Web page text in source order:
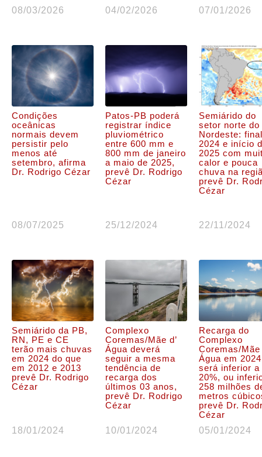
08/03/2026
04/02/2026
07/01/2026
Condições
oceânicas
normais devem
persistir pelo
menos até
setembro, afirma
Dr. Rodrigo Cézar
08/07/2025
Patos-PB poderá
registrar índice
pluviométrico
entre 600 mm e
800 mm de janeiro
a maio de 2025,
prevê Dr. Rodrigo
Cézar
25/12/2024
Semiárido do
setor norte do
Nordeste:
2024 e início
2025 com
calor e pouca
chuva na
prevê Dr.
Cézar
22/11/2024
Semiárido da PB,
RN, PE e CE
terão mais chuvas
em 2024 do que
em 2012 e 2013
prevê Dr. Rodrigo
Cézar
18/01/2024
Complexo
Coremas/Mãe d’
Água deverá
seguir a mesma
tendência de
recarga dos
últimos 03 anos,
prevê Dr. Rodrigo
Cézar
10/01/2024
Recarga do
Complexo
Coremas/Mãe
Água em 2024
será inferior a
20%, ou
258 milhões
metros
prevê Dr.
Cézar
05/01/2024